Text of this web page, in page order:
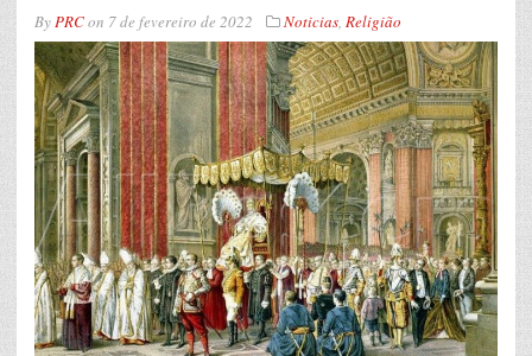
ByPRCon 7 de fevereiro de 2022 Noticias, Religião